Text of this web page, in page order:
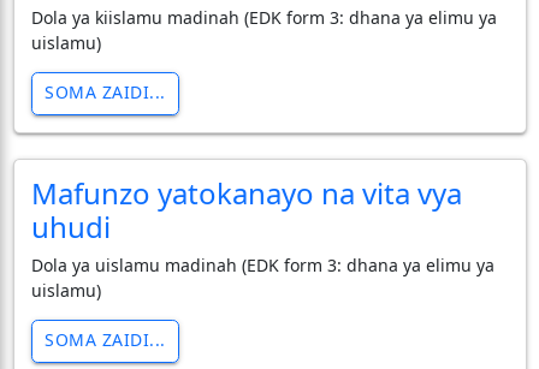
Dola ya kiislamu madinah (EDK form 3: dhana ya elimu ya
uislamu)
SOMA ZAIDI...
Mafunzo yatokanayo na vita vya
uhudi
Dola ya uislamu madinah (EDK form 3: dhana ya elimu ya
uislamu)
SOMA ZAIDI...